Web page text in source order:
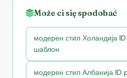
Może ci się spodobać
модерен стил Холандија
шаблон
модерен стил Албанија